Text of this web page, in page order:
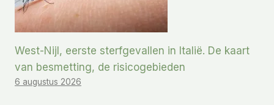
West-Nijl, eerste sterfgevallen in Italië. De kaart
van besmetting, de risicogebieden
6 augustus 2026